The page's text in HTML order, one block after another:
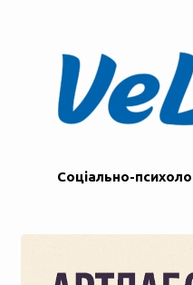
Соціально-